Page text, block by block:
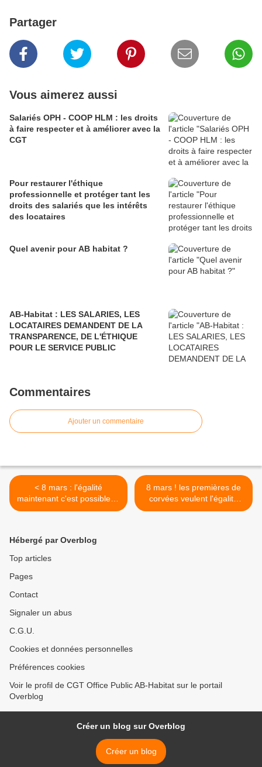
Partager
Vous aimerez aussi
Salariés OPH - COOP HLM : les droits
à faire respecter et à améliorer avec la
CGT
Pour restaurer l'éthique
professionnelle et protéger tant les
droits des salariés que les intérêts
des locataires
Quel avenir pour AB habitat ?
AB-Habitat : LES SALARIES, LES
LOCATAIRES DEMANDENT DE LA
TRANSPARENCE, DE L'ÉTHIQUE
POUR LE SERVICE PUBLIC
Commentaires
Ajouter un commentaire
< 8 mars : l'égalité
maintenant c'est possible et
nécessaire. Ensemble 13H
8 mars ! les premières de
corvées veulent l'égalité
maintenant ! Ensemble 13H
Hébergé par Overblog
Top articles
Pages
Contact
Signaler un abus
C.G.U.
Cookies et données personnelles
Préférences cookies
Voir le profil de CGT Office Public AB-Habitat sur le portail
Overblog
Créer un blog sur Overblog
Créer un blog